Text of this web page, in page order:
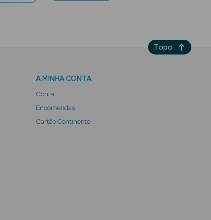
A MINHA CONTA
Conta
Encomendas
Cartão Continente
Topo